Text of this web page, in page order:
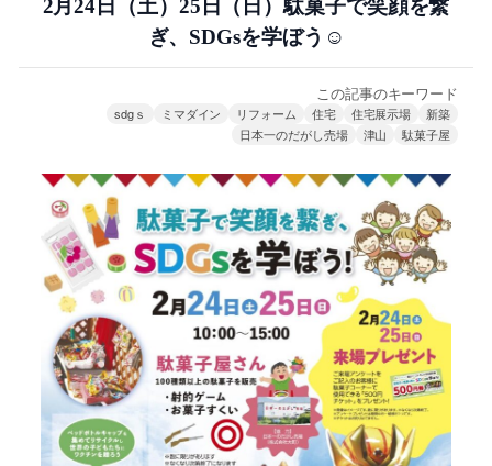
2月24日（土）25日（日）駄菓子で笑顔を繋
ぎ、SDGsを学ぼう☺
この記事のキーワード
sdgｓ ミマダイン リフォーム 住宅 住宅展示場
新築
日本一のだがし売場
津山 駄菓子屋